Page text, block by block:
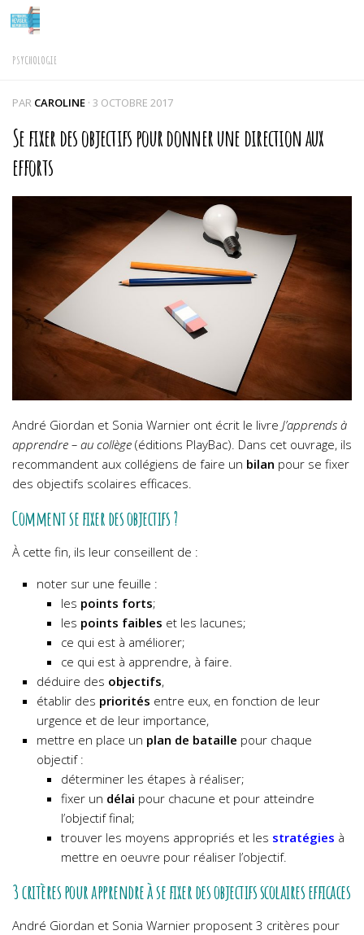
Skip to content
PSYCHOLOGIE
PAR CAROLINE · 3 OCTOBRE 2017
Se fixer des objectifs pour donner une direction aux
efforts
André Giordan et Sonia Warnier ont écrit le livre J’apprends à
apprendre – au collège (éditions PlayBac). Dans cet ouvrage, ils
recommandent aux collégiens de faire un bilan pour se fixer
des objectifs scolaires efficaces.
Comment se fixer des objectifs ?
À cette fin, ils leur conseillent de :
noter sur une feuille :
les points forts;
les points faibles et les lacunes;
ce qui est à améliorer;
ce qui est à apprendre, à faire.
déduire des objectifs,
établir des priorités entre eux, en fonction de leur
urgence et de leur importance,
mettre en place un plan de bataille pour chaque
objectif :
déterminer les étapes à réaliser;
fixer un délai pour chacune et pour atteindre
l’objectif final;
trouver les moyens appropriés et les stratégies à
mettre en oeuvre pour réaliser l’objectif.
3 critères pour apprendre à se fixer des objectifs scolaires efficaces
André Giordan et Sonia Warnier proposent 3 critères pour